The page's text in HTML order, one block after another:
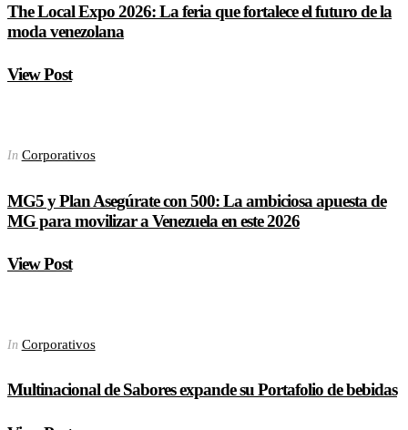
The Local Expo 2026: La feria que fortalece el futuro de la
moda venezolana
View Post
In Corporativos
MG5 y Plan Asegúrate con 500: La ambiciosa apuesta de
MG para movilizar a Venezuela en este 2026
View Post
In Corporativos
Multinacional de Sabores expande su Portafolio de bebidas